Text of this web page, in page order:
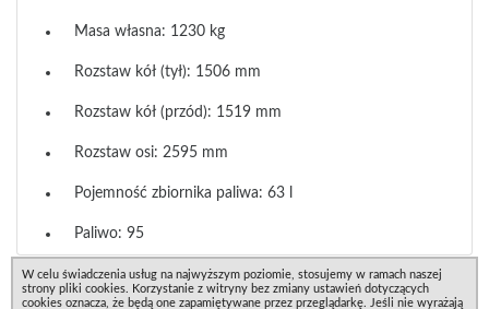
Masa własna: 1230 kg
Rozstaw kół (tył): 1506 mm
Rozstaw kół (przód): 1519 mm
Rozstaw osi: 2595 mm
Pojemność zbiornika paliwa: 63 l
Paliwo: 95
W celu świadczenia usług na najwyższym poziomie, stosujemy w ramach naszej
strony pliki cookies. Korzystanie z witryny bez zmiany ustawień dotyczących
cookies oznacza, że będą one zapamiętywane przez przeglądarkę. Jeśli nie wyrażają